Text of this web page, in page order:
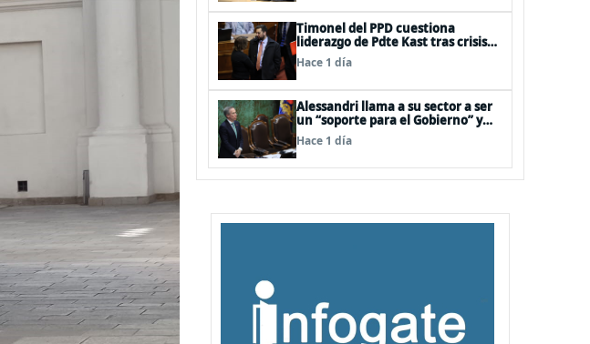
Timonel del PPD cuestiona
liderazgo de Pdte Kast tras crisis
interna en el oficialismo: “Es
incapaz de ordenar la casa”
Hace 1 día
Alessandri llama a su sector a ser
un “soporte para el Gobierno” y
evitar peleas internas tras disputa
Squella-Pavez
Hace 1 día